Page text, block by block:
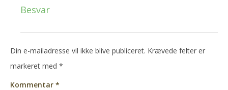
Besvar
Din e-mailadresse vil ikke blive publiceret. Krævede felter er
markeret med *
Kommentar *